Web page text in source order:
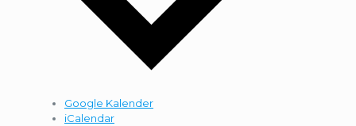
Google Kalender
iCalendar